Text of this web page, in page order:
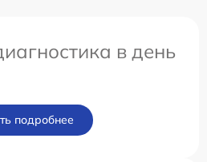
в день
подробнее